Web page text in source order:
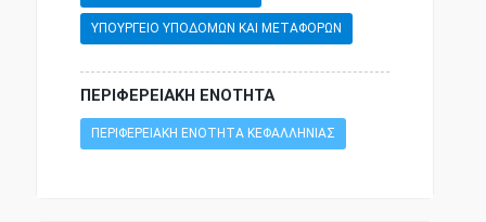
ΥΠΟΥΡΓΕΙΟ ΥΠΟΔΟΜΩΝ ΚΑΙ ΜΕΤΑΦΟΡΩΝ
ΠΕΡΙΦΕΡΕΙΑΚΗ ΕΝΟΤΗΤΑ
ΠΕΡΙΦΕΡΕΙΑΚΗ ΕΝΟΤΗΤΑ ΚΕΦΑΛΛΗΝΙΑΣ